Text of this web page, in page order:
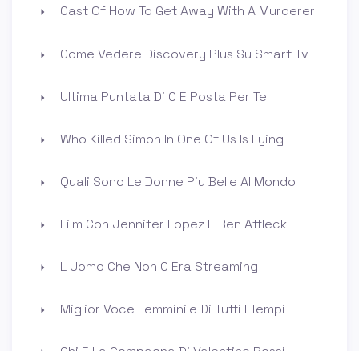
Cast Of How To Get Away With A Murderer
Come Vedere Discovery Plus Su Smart Tv
Ultima Puntata Di C E Posta Per Te
Who Killed Simon In One Of Us Is Lying
Quali Sono Le Donne Piu Belle Al Mondo
Film Con Jennifer Lopez E Ben Affleck
L Uomo Che Non C Era Streaming
Miglior Voce Femminile Di Tutti I Tempi